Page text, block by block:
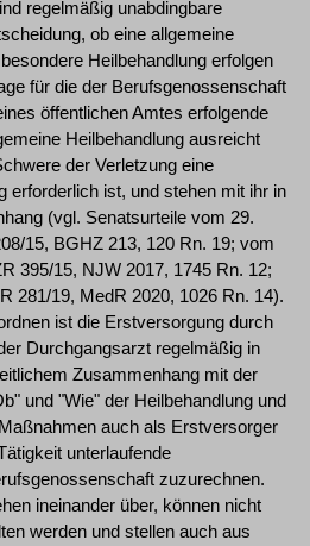
regelmäßig unabdingbare
ob eine allgemeine
Heilbehandlung erfolgen
für die der Berufsgenossenschaft
öffentlichen Amtes erfolgende
Heilbehandlung ausreicht
der Verletzung eine
erforderlich ist, und stehen mit ihr in
(vgl. Senatsurteile vom 29.
15, BGHZ 213, 120 Rn. 19; vom
395/15, NJW 2017, 1745 Rn. 12;
281/19, MedR 2020, 1026 Rn. 14).
ist die Erstversorgung durch
Durchgangsarzt regelmäßig in
Zusammenhang mit der
und "Wie" der Heilbehandlung und
auch als Erstversorger
unterlaufende
zuzurechnen.
ineinander über, können nicht
werden und stellen auch aus